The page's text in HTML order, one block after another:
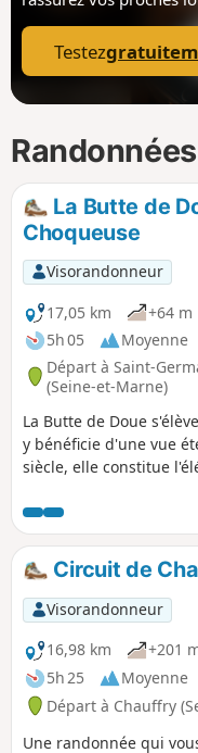
Testez
La Butte de
Choqueuse
Visorandonneur
17,05 km
+64 m
5h 05
Moyenne
Départ à Saint-
(Seine-et-Marne)
La Butte de Doue
y bénéficie d'une vue
siècle, elle constitue
long de rus et une
variantes sont
Circuit de
Visorandonneur
16,98 km
+201
5h 25
Moyenne
Départ à Chauffry
Une randonnée qui